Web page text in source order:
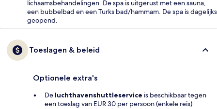
lichaamsbehandelingen. De spa is uitgerust met een sauna,
een bubbelbad en een Turks bad/hammam. De spa is dagelijks
geopend.
Toeslagen & beleid
Optionele extra's
De luchthavenshuttleservice is beschikbaar tegen
een toeslag van EUR 30 per persoon (enkele reis)